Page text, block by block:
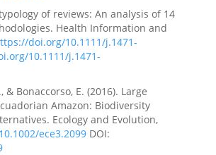
of reviews: An analysis of 14
Health Information and
doi.org/10.1111/j.1471-
10.1111/j.1471-
& Bonaccorso, E. (2016). Large
Amazon: Biodiversity
Ecology and Evolution,
ece3.2099 DOI: